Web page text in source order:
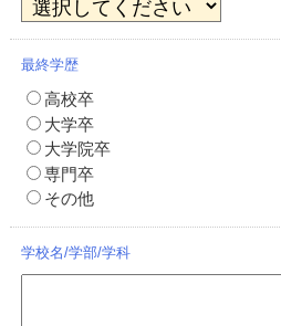
最終学歴
高校卒
大学卒
大学院卒
専門卒
その他
学校名/学部/学科